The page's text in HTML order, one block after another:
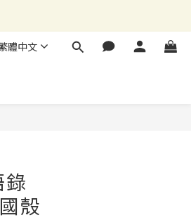
體中文
錄
殼